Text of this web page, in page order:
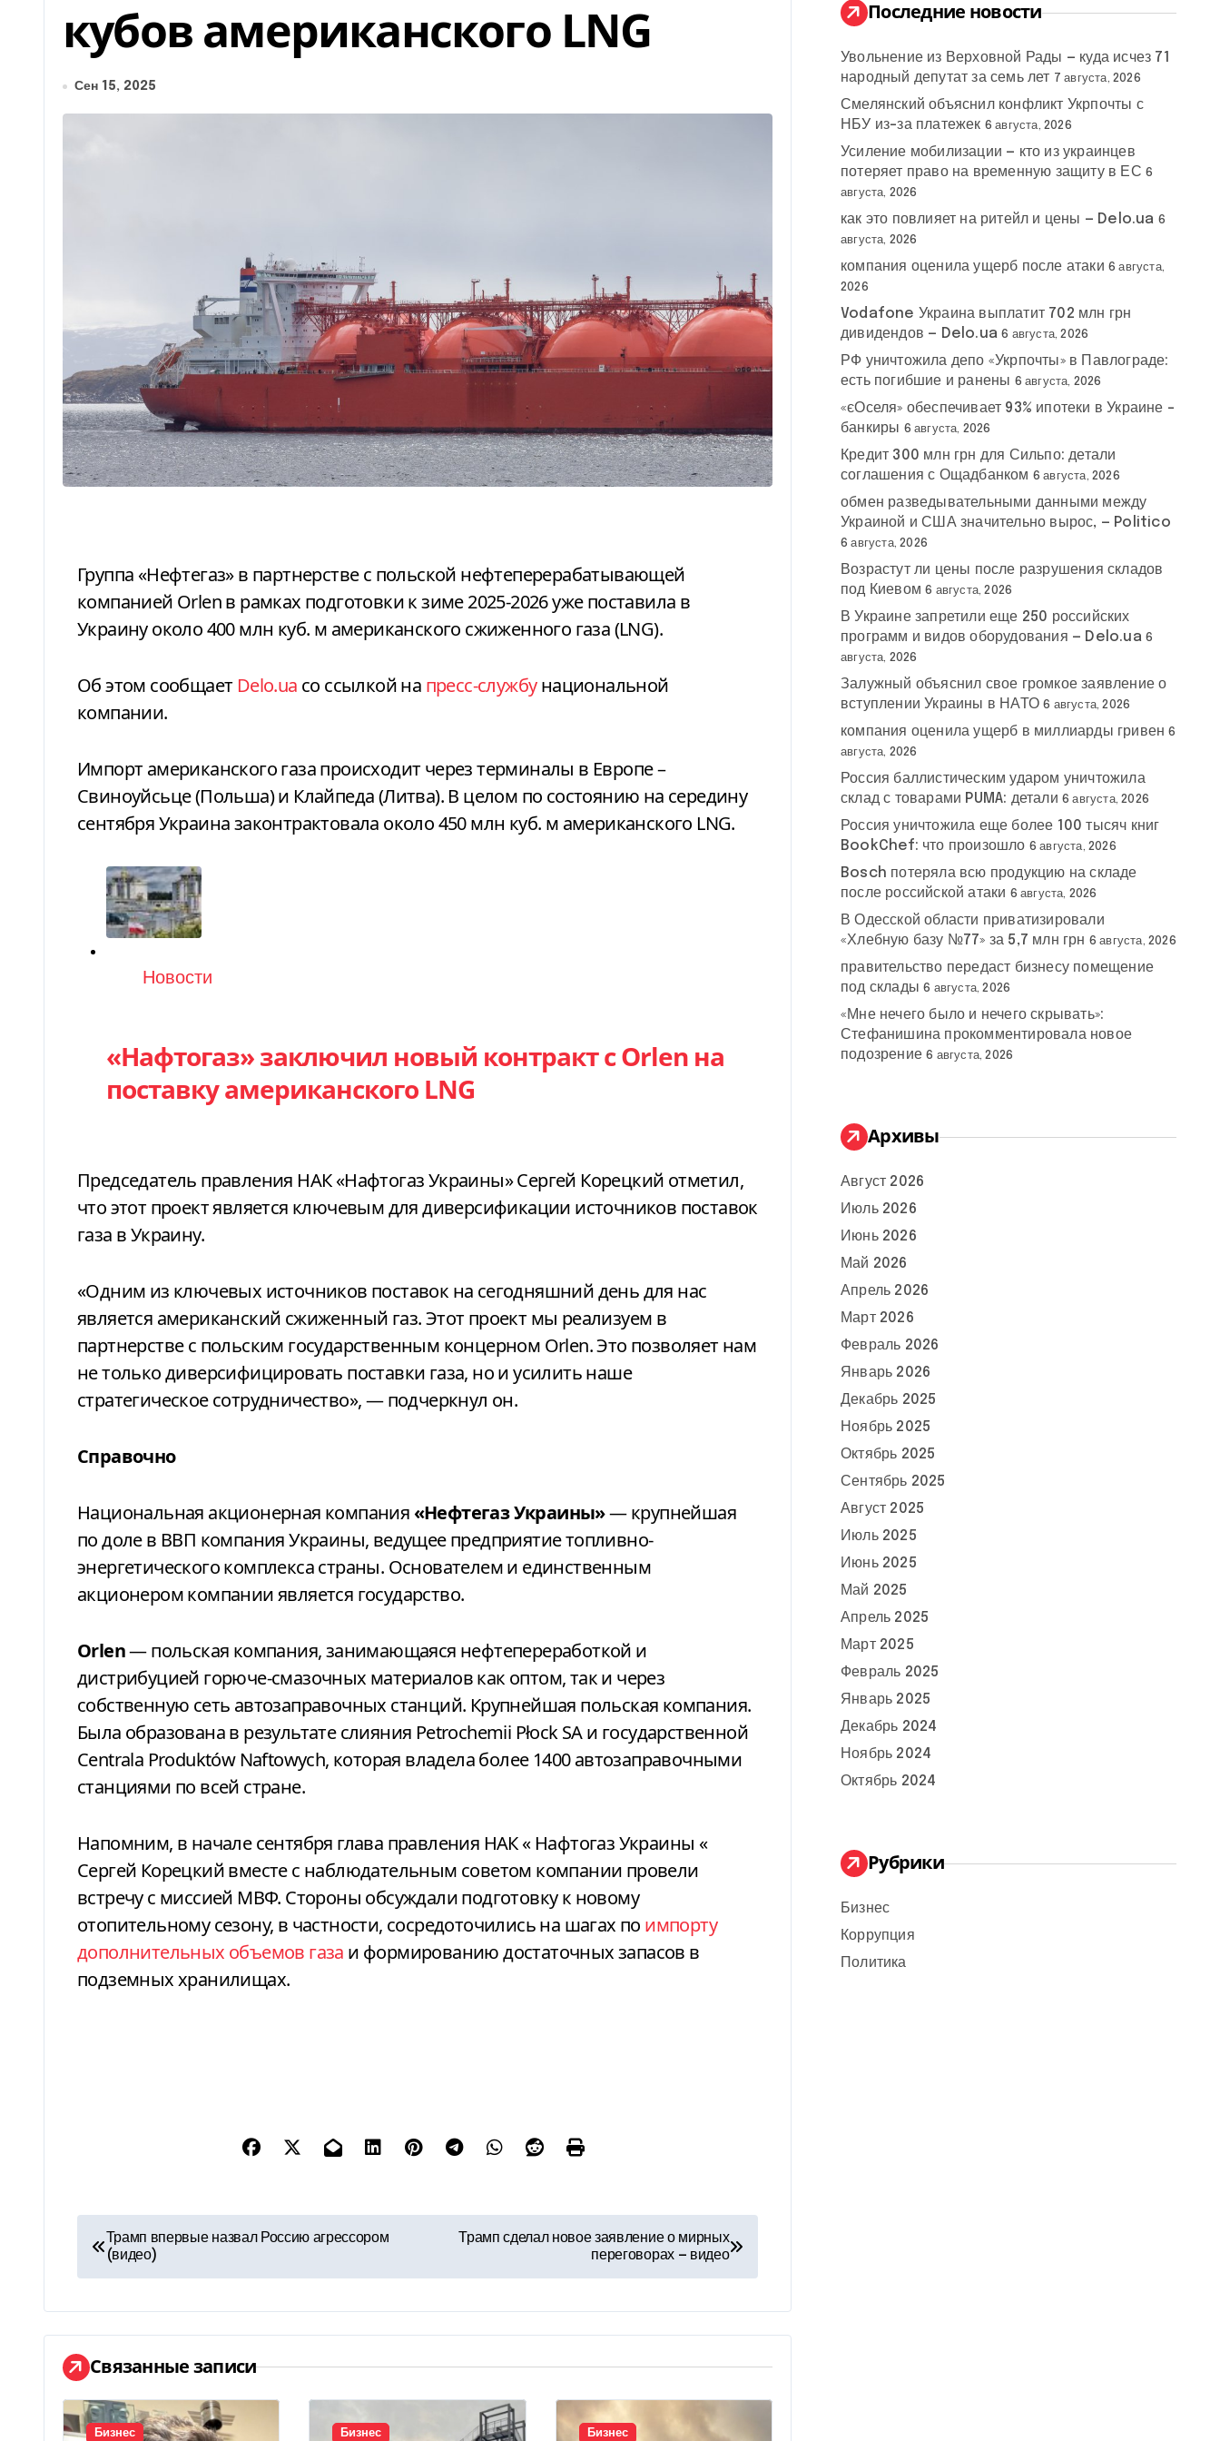
кубов американского LNG
Сен 15, 2025
Группа «Нефтегаз» в партнерстве с польской нефтеперерабатывающей
компанией Orlen в рамках подготовки к зиме 2025-2026 уже поставила в
Украину около 400 млн куб. м американского сжиженного газа (LNG).
Об этом сообщает Delo.ua со ссылкой на пресс-службунациональной
компании.
Импорт американского газа происходит через терминалы в Европе –
Свиноуйсьце (Польша) и Клайпеда (Литва). В целом по состоянию на середину
сентября Украина законтрактовала около 450 млн куб. м американского LNG.
Категория
Новости
«Нафтогаз» заключил новый контракт с Orlen на
поставку американского LNG
Председатель правления НАК «Нафтогаз Украины» Сергей Корецкий отметил,
что этот проект является ключевым для диверсификации источников поставок
газа в Украину.
«Одним из ключевых источников поставок на сегодняшний день для нас
является американский сжиженный газ. Этот проект мы реализуем в
партнерстве с польским государственным концерном Orlen. Это позволяет нам
не только диверсифицировать поставки газа, но и усилить наше
стратегическое сотрудничество», — подчеркнул он.
Справочно
Национальная акционерная компания«Нефтегаз Украины»— крупнейшая
по доле в ВВП компания Украины, ведущее предприятие топливно-
энергетического комплекса страны. Основателем и единственным
акционером компании является государство.
Orlen— польская компания, занимающаяся нефтепереработкой и
дистрибуцией горюче-смазочных материалов как оптом, так и через
собственную сеть автозаправочных станций. Крупнейшая польская компания.
Была образована в результате слияния Petrochemii Płock SA и государственной
Centrala Produktów Naftowych, которая владела более 1400 автозаправочными
станциями по всей стране.
Напомним, в начале сентября глава правления НАК«Нафтогаз Украины «
Сергей Корецкий вместе с наблюдательным советом компании провели
встречу с миссией МВФ. Стороны обсуждали подготовку к новому
отопительному сезону, в частности, сосредоточились на шагах по импорту
дополнительных объемов газа и формированию достаточных запасов в
подземных хранилищах.
Н
а
в
и
г
а
Трамп впервые назвал Россию агрессором
(видео)
Трамп сделал новое заявление о мирных
переговорах — видео
Связанные записи
Бизнес Бизнес Бизнес
:
Последние новости
Увольнение из Верховной Рады — куда исчез 71
народный депутат за семь лет 7 августа, 2026
Смелянский объяснил конфликт Укрпочты с
НБУ из-за платежек 6 августа, 2026
Усиление мобилизации — кто из украинцев
потеряет право на временную защиту в ЕС 6
августа, 2026
как это повлияет на ритейл и цены — Delo.ua 6
августа, 2026
компания оценила ущерб после атаки 6 августа,
2026
Vodafone Украина выплатит 702 млн грн
дивидендов — Delo.ua 6 августа, 2026
РФ уничтожила депо «Укрпочты» в Павлограде:
есть погибшие и ранены 6 августа, 2026
«єОселя» обеспечивает 93% ипотеки в Украине –
банкиры 6 августа, 2026
Кредит 300 млн грн для Сильпо: детали
соглашения с Ощадбанком 6 августа, 2026
обмен разведывательными данными между
Украиной и США значительно вырос, — Politico
6 августа, 2026
Возрастут ли цены после разрушения складов
под Киевом 6 августа, 2026
В Украине запретили еще 250 российских
программ и видов оборудования — Delo.ua 6
августа, 2026
Залужный объяснил свое громкое заявление о
вступлении Украины в НАТО 6 августа, 2026
компания оценила ущерб в миллиарды гривен 6
августа, 2026
Россия баллистическим ударом уничтожила
склад с товарами PUMA: детали 6 августа, 2026
Россия уничтожила еще более 100 тысяч книг
BookChef: что произошло 6 августа, 2026
Bosch потеряла всю продукцию на складе
после российской атаки 6 августа, 2026
В Одесской области приватизировали
«Хлебную базу №77» за 5,7 млн грн 6 августа, 2026
правительство передаст бизнесу помещение
под склады 6 августа, 2026
«Мне нечего было и нечего скрывать»:
Стефанишина прокомментировала новое
подозрение 6 августа, 2026
Архивы
Август 2026
Июль 2026
Июнь 2026
Май 2026
Апрель 2026
Март 2026
Февраль 2026
Январь 2026
Декабрь 2025
Ноябрь 2025
Октябрь 2025
Сентябрь 2025
Август 2025
Июль 2025
Июнь 2025
Май 2025
Апрель 2025
Март 2025
Февраль 2025
Январь 2025
Декабрь 2024
Ноябрь 2024
Октябрь 2024
Рубрики
Бизнес
Коррупция
Политика